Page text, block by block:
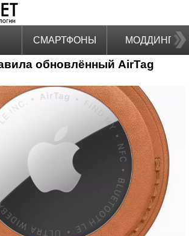
СМАРТФОНЫ МОДДИНГ
обновлённый AirTag